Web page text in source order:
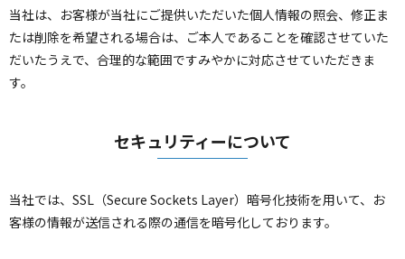
当社は、お客様が当社にご提供いただいた個人情報の照会、修正ま
たは削除を希望される場合は、ご本人であることを確認させていた
だいたうえで、合理的な範囲ですみやかに対応させていただきま
す。
セキュリティーについて
当社では、SSL（Secure Sockets Layer）暗号化技術を用いて、お
客様の情報が送信される際の通信を暗号化しております。